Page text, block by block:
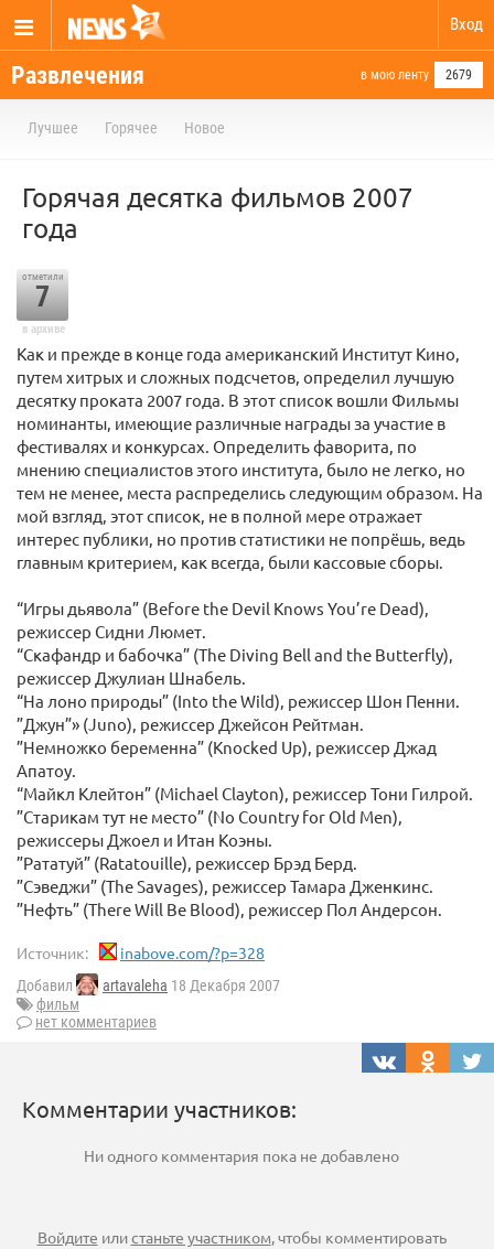
Вход
Развлечения в мою ленту 2679
Лучшее Горячее Новое
Горячая десятка фильмов 2007
года
отметили
7
в архиве
Как и прежде в конце года американский Институт Кино,
путем хитрых и сложных подсчетов, определил лучшую
десятку проката 2007 года. В этот список вошли Фильмы
номинанты, имеющие различные награды за участие в
фестивалях и конкурсах. Определить фаворита, по
мнению специалистов этого института, было не легко, но
тем не менее, места распределись следующим образом. На
мой взгляд, этот список, не в полной мере отражает
интерес публики, но против статистики не попрёшь, ведь
главным критерием, как всегда, были кассовые сборы.
“Игры дьявола” (Before the Devil Knows You’re Dead),
режиссер Сидни Люмет.
“Скафандр и бабочка” (The Diving Bell and the Butterfly),
режиссер Джулиан Шнабель.
“На лоно природы” (Into the Wild), режиссер Шон Пенни.
”Джун”» (Juno), режиссер Джейсон Рейтман.
”Немножко беременна” (Knocked Up), режиссер Джад
Апатоу.
“Майкл Клейтон” (Michael Clayton), режиссер Тони Гилрой.
”Старикам тут не место” (No Country for Old Men),
режиссеры Джоел и Итан Коэны.
”Рататуй” (Ratatouille), режиссер Брэд Берд.
”Сэведжи” (The Savages), режиссер Тамара Дженкинс.
”Нефть” (There Will Be Blood), режиссер Пол Андерсон.
Источник: inabove.com/?p=328
Добавил artavaleha 18 Декабря 2007
фильм
нет комментариев
Комментарии участников:
Ни одного комментария пока не добавлено
Войдите илистаньте участником, чтобы комментировать